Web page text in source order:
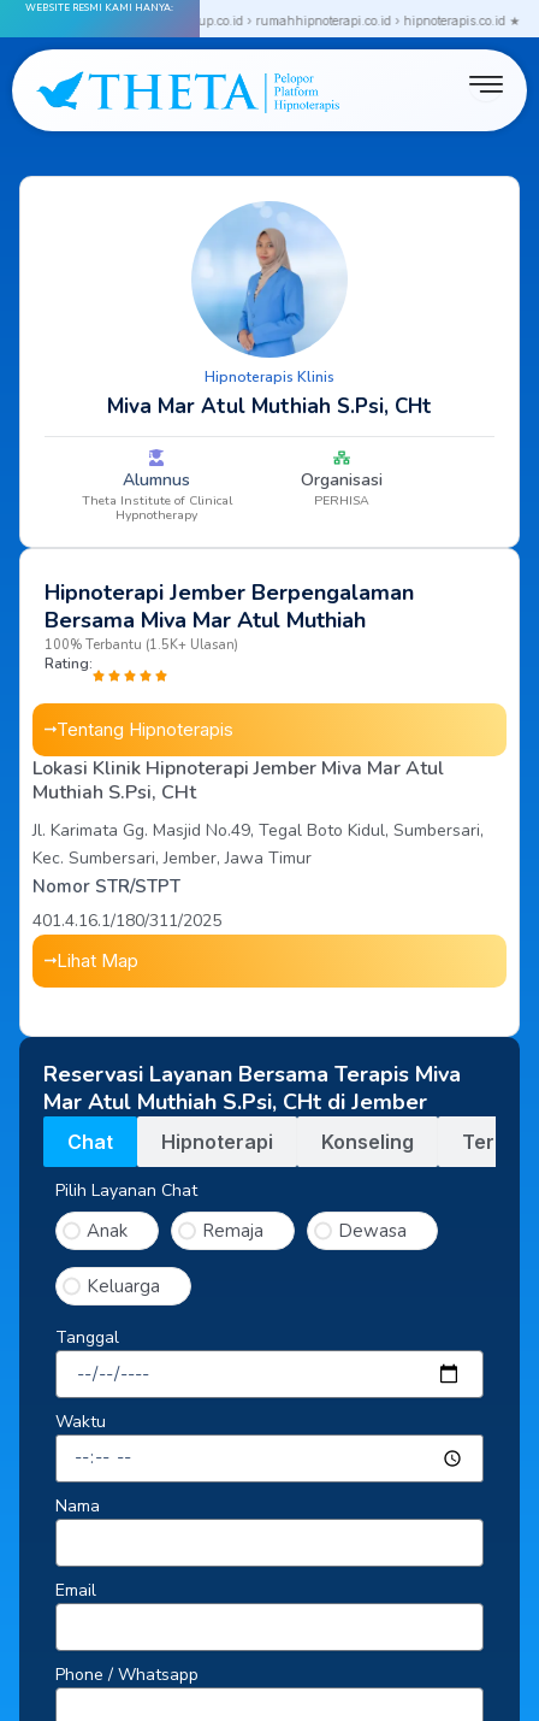
Skip
content
WEBSITE RESMI KAMI HANYA:
› thetainstitute.co.id › thetagroup.co.id › rumahhipnoterapi.co.id › hipnoterapis.co.id ★
Hipnoterapis Klinis
Miva Mar Atul Muthiah S.Psi, CHt
Alumnus
Theta Institute of Clinical
Hypnotherapy
Organisasi
PERHISA
Hipnoterapi Jember Berpengalaman
Bersama Miva Mar Atul Muthiah
100% Terbantu (1.5K+ Ulasan)
Rating:
Tentang Hipnoterapis
Lokasi Klinik Hipnoterapi Jember Miva Mar Atul
Muthiah S.Psi, CHt
Jl. Karimata Gg. Masjid No.49, Tegal Boto Kidul, Sumbersari,
Kec. Sumbersari, Jember, Jawa Timur
Nomor STR/STPT
401.4.16.1/180/311/2025
Lihat Map
Reservasi Layanan Bersama Terapis Miva
Mar Atul Muthiah S.Psi, CHt di Jember
Chat Hipnoterapi Konseling Terapi
Pilih Layanan Chat
Anak Remaja Dewasa
Keluarga
Tanggal
Waktu
Nama
Email
Phone / Whatsapp